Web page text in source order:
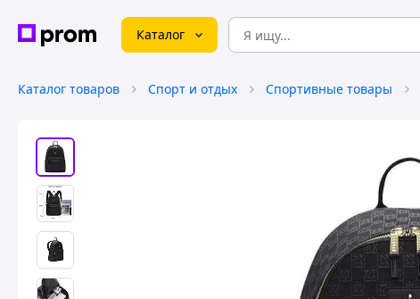
Каталог
Каталог товаров Спорт и отдых Спортивные товары